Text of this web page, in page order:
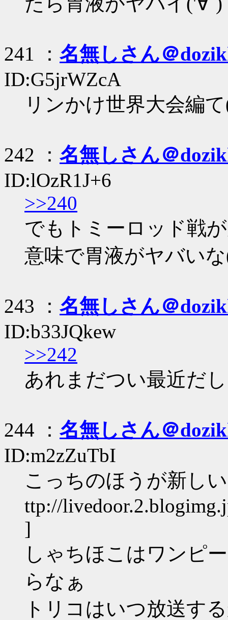
241 ： 名無しさん＠
ID:G5jrWZcA
リンかけ世界大会編
242 ： 名無しさん＠
ID:lOzR1J+6
>>240
でもトミーロッド戦
意味で胃液がヤバい
243 ： 名無しさん＠
ID:b33JQkew
>>242
あれまだつい最近だ
244 ： 名無しさん＠
ID:m2zZuTbI
こっちのほうが新し
ttp://
]
しゃちほこはワンピ
らなぁ
トリコはいつ放送す